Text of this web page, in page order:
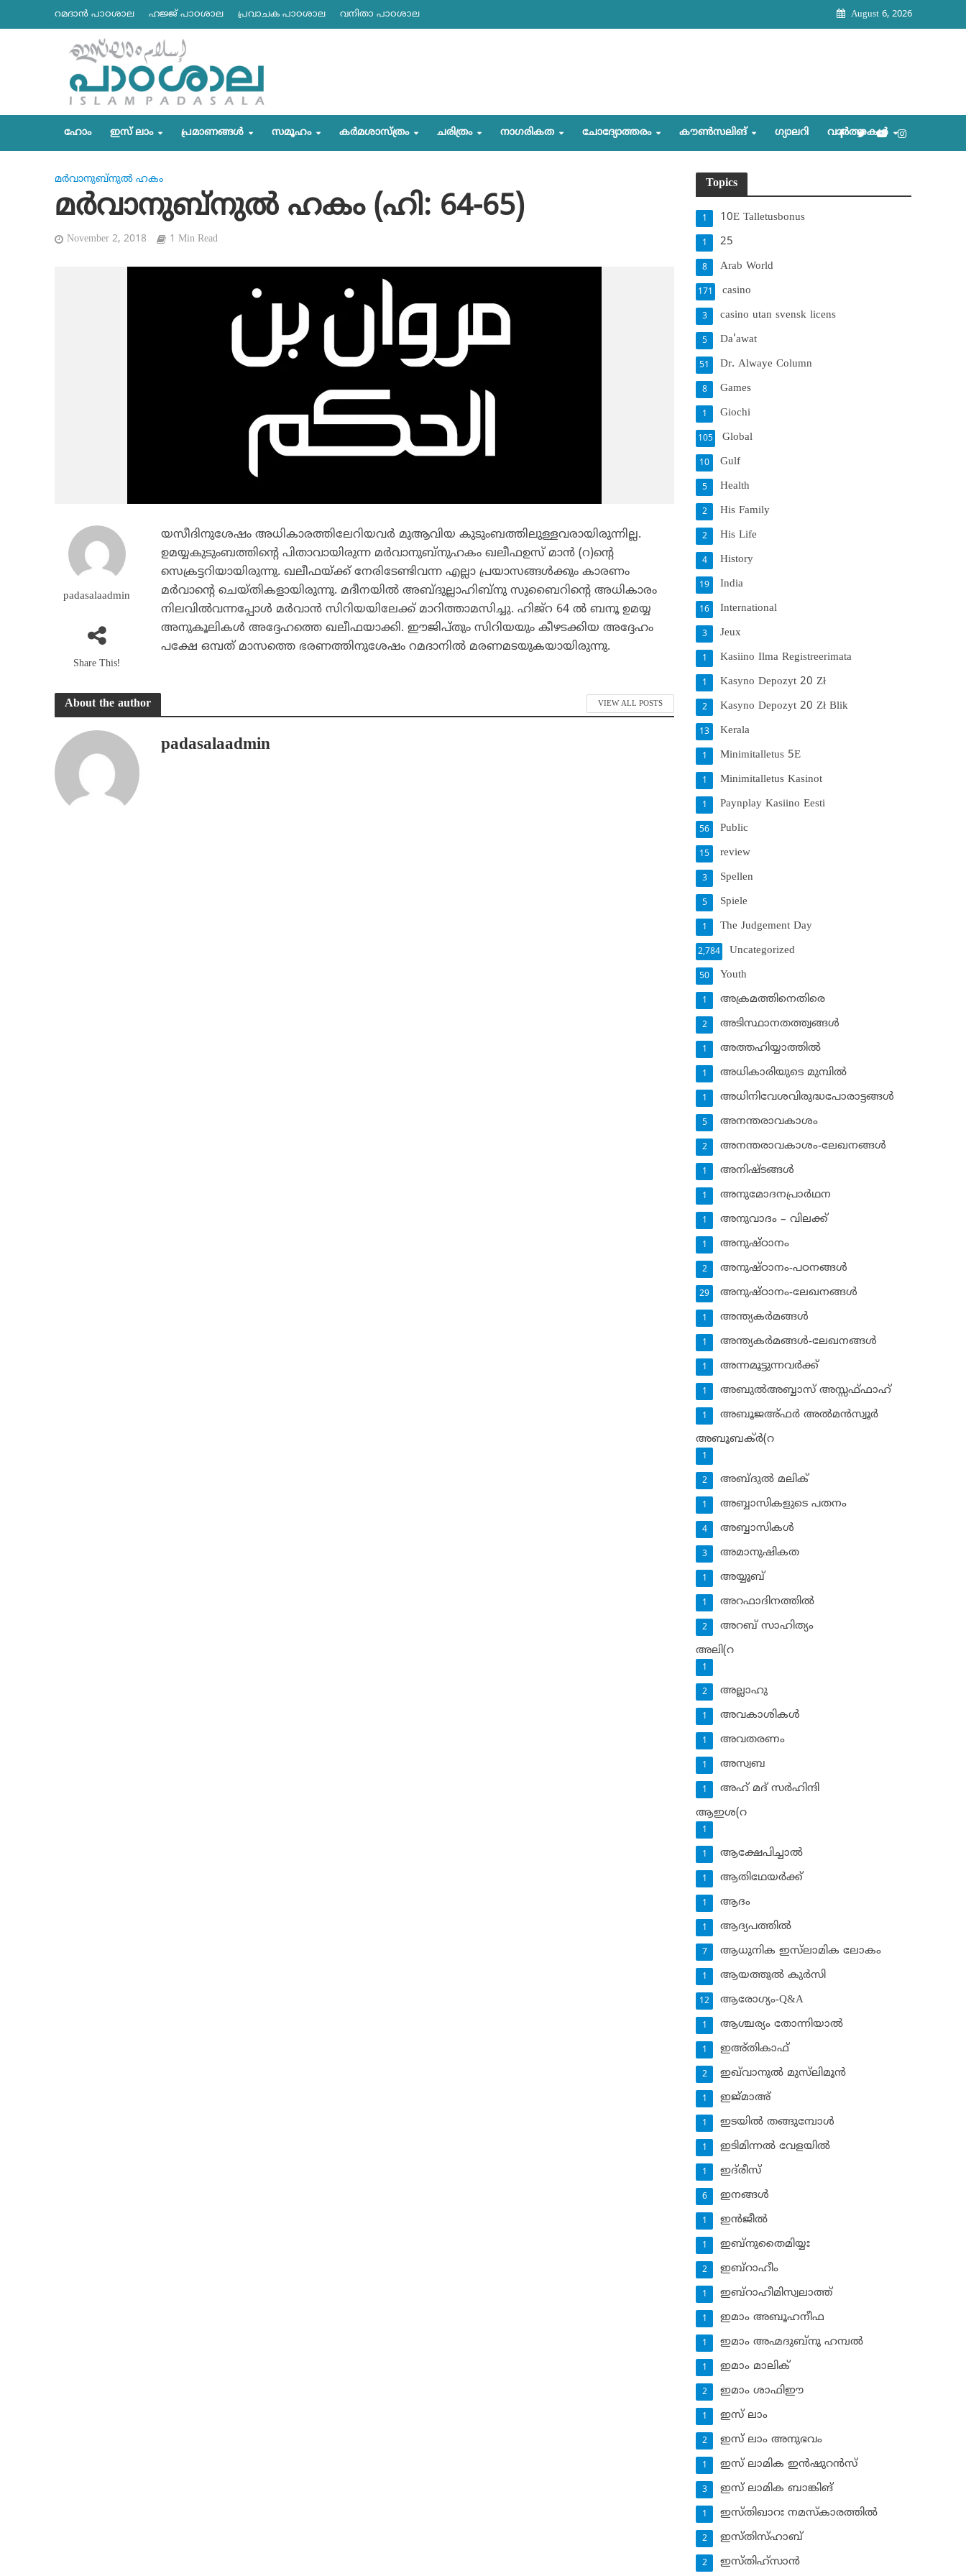
റമദാന്‍ പാഠശാല ഹജ്ജ് പാഠശാല പ്രവാചക പാഠശാല വനിതാ പാഠശാല August 6, 2026
ഹോം ഇസ് ലാം പ്രമാണങ്ങള്‍ സമൂഹം കര്‍മശാസ്ത്രം ചരിത്രം നാഗരികത ചോദ്യോത്തരം കൗണ്‍സലിങ്‌ ഗ്യാലറി വാര്‍ത്തകള്‍
മര്‍വാനുബ്‌നുല്‍ ഹകം
മര്‍വാനുബ്‌നുല്‍ ഹകം (ഹി: 64-65)
November 2, 2018 1 Min Read
padasalaadmin
Share This!
യസീദിനുശേഷം അധികാരത്തിലേറിയവര്‍ മുആവിയ കുടുംബത്തിലുള്ളവരായിരുന്നില്ല.
ഉമയ്യകുടുംബത്തിന്റെ പിതാവായിരുന്ന മര്‍വാനുബ്‌നുഹകം ഖലീഫഉസ് മാന്‍ (റ)ന്റെ
സെക്രട്ടറിയായിരുന്നു. ഖലീഫയ്ക്ക് നേരിടേണ്ടിവന്ന എല്ലാ പ്രയാസങ്ങള്‍ക്കും കാരണം
മര്‍വാന്റെ ചെയ്തികളായിരുന്നു. മദീനയില്‍ അബ്ദുല്ലാഹിബ്‌നു സുബൈറിന്റെ അധികാരം
നിലവില്‍വന്നപ്പോള്‍ മര്‍വാന്‍ സിറിയയിലേക്ക് മാറിത്താമസിച്ചു. ഹിജ്‌റ 64 ല്‍ ബനൂ ഉമയ്യ
അനുകൂലികള്‍ അദ്ദേഹത്തെ ഖലീഫയാക്കി. ഈജിപ്തും സിറിയയും കീഴടക്കിയ അദ്ദേഹം
പക്ഷേ ഒമ്പത് മാസത്തെ ഭരണത്തിനുശേഷം റമദാനില്‍ മരണമടയുകയായിരുന്നു.
About the author VIEW ALL POSTS
padasalaadmin
Topics
10E Talletusbonus
1
25
1
Arab World
8
casino
171
casino utan svensk licens
3
Da'awat
5
Dr. Alwaye Column
51
Games
8
Giochi
1
Global
105
Gulf
10
Health
5
His Family
2
His Life
2
History
4
India
19
International
16
Jeux
3
Kasiino Ilma Registreerimata
1
Kasyno Depozyt 20 Zł
1
Kasyno Depozyt 20 Zł Blik
2
Kerala
13
Minimitalletus 5E
1
Minimitalletus Kasinot
1
Paynplay Kasiino Eesti
1
Public
56
review
15
Spellen
3
Spiele
5
The Judgement Day
1
Uncategorized
2,784
Youth
50
അക്രമത്തിനെതിരെ
1
അടിസ്ഥാനതത്ത്വങ്ങള്‍
2
അത്തഹിയ്യാത്തില്‍
1
അധികാരിയുടെ മുമ്പില്‍
1
അധിനിവേശവിരുദ്ധപോരാട്ടങ്ങള്‍
1
അനന്തരാവകാശം
5
അനന്തരാവകാശം-ലേഖനങ്ങള്‍
2
അനിഷ്ടങ്ങള്‍
1
അനുമോദനപ്രാര്‍ഥന
1
അനുവാദം – വിലക്ക്‌
1
അനുഷ്ഠാനം
1
അനുഷ്ഠാനം-പഠനങ്ങള്‍
2
അനുഷ്ഠാനം-ലേഖനങ്ങള്‍
29
അന്ത്യകര്‍മങ്ങള്‍
1
അന്ത്യകര്‍മങ്ങള്‍-ലേഖനങ്ങള്‍
1
അന്നമൂട്ടുന്നവര്‍ക്ക്
1
അബുല്‍അബ്ബാസ് അസ്സഫ്ഫാഹ്‌
1
അബൂജഅ്ഫര്‍ അല്‍മന്‍സ്വൂര്‍
1
അബൂബക്ര്‍(റ
1
അബ്ദുല്‍ മലിക്‌
2
അബ്ബാസികളുടെ പതനം
1
അബ്ബാസികള്‍
4
അമാനുഷികത
3
അയ്യൂബ്‌
1
അറഫാദിനത്തില്‍
1
അറബ് സാഹിത്യം
2
അലി(റ
1
അല്ലാഹു
2
അവകാശികള്‍
1
അവതരണം
1
അസ്വബ
1
അഹ് മദ് സര്‍ഹിന്ദി
1
ആഇശ(റ
1
ആക്ഷേപിച്ചാല്‍
1
ആതിഥേയര്‍ക്ക്
1
ആദം
1
ആദ്യപത്തില്‍
1
ആധുനിക ഇസ്‌ലാമിക ലോകം
7
ആയത്തുല്‍ കുര്‍സി
1
ആരോഗ്യം-Q&A
12
ആശ്ചര്യം തോന്നിയാല്‍
1
ഇഅ്തികാഫ്‌
1
ഇഖ്‌വാനുല്‍ മുസ്‌ലിമൂന്‍
2
ഇജ്മാഅ്
1
ഇടയില്‍ തങ്ങുമ്പോള്‍
1
ഇടിമിന്നല്‍ വേളയില്‍
1
ഇദ്‌രീസ്‌
1
ഇനങ്ങള്‍
6
ഇന്‍ജീല്‍
1
ഇബ്‌നുതൈമിയ്യഃ
1
ഇബ്‌റാഹീം
2
ഇബ്‌റാഹീമിസ്വലാത്ത്
1
ഇമാം അബൂഹനീഫ
1
ഇമാം അഹ്മദുബ്‌നു ഹമ്പല്‍
1
ഇമാം മാലിക്
1
ഇമാം ശാഫിഈ
2
ഇസ് ലാം
1
ഇസ് ലാം അനുഭവം
2
ഇസ് ലാമിക ഇന്‍ഷുറന്‍സ്‌
1
ഇസ് ലാമിക ബാങ്കിങ്‌
3
ഇസ്തിഖാറഃ നമസ്‌കാരത്തില്‍
1
ഇസ്തിസ്ഹാബ്
2
ഇസ്തിഹ്‌സാന്‍
2